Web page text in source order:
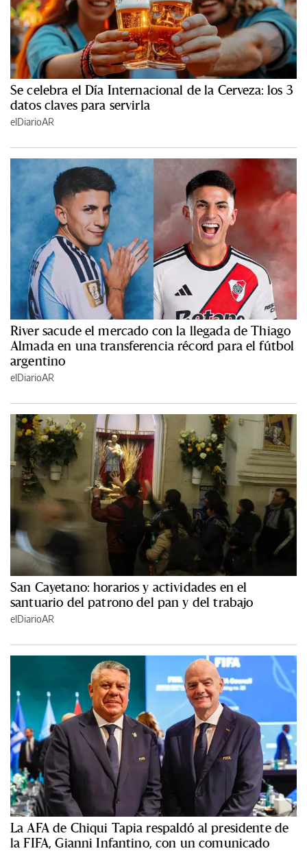
Se celebra el Día Internacional de la Cerveza: los 3
datos claves para servirla
elDiarioAR
River sacude el mercado con la llegada de Thiago
Almada en una transferencia récord para el fútbol
argentino
elDiarioAR
San Cayetano: horarios y actividades en el
santuario del patrono del pan y del trabajo
elDiarioAR
La AFA de Chiqui Tapia respaldó al presidente de
la FIFA, Gianni Infantino, con un comunicado